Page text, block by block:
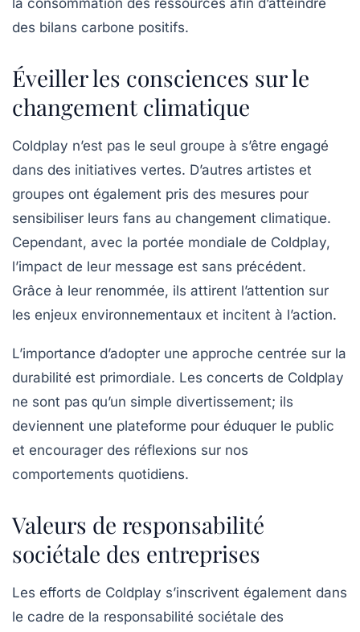
la consommation des ressources afin d’atteindre
des bilans carbone positifs.
Éveiller les consciences sur le
changement climatique
Coldplay n’est pas le seul groupe à s’être engagé
dans des initiatives vertes. D’autres artistes et
groupes ont également pris des mesures pour
sensibiliser leurs fans au changement climatique.
Cependant, avec la portée mondiale de Coldplay,
l’impact de leur message est sans précédent.
Grâce à leur renommée, ils attirent l’attention sur
les enjeux environnementaux et incitent à l’action.
L’importance d’adopter une approche centrée sur la
durabilité est primordiale. Les concerts de Coldplay
ne sont pas qu’un simple divertissement; ils
deviennent une plateforme pour éduquer le public
et encourager des réflexions sur nos
comportements quotidiens.
Valeurs de responsabilité
sociétale des entreprises
Les efforts de Coldplay s’inscrivent également dans
le cadre de la responsabilité sociétale des